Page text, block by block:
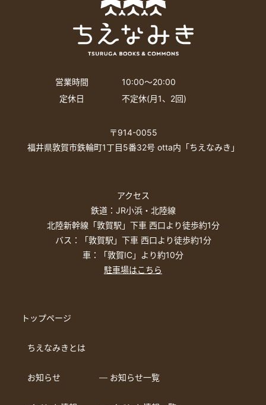
営業時間
10:00〜20:00
定休日
不定休(月1、2回)
〒914-0055
福井県敦賀市鉄輪町1丁目5番32号 otta内「ちえなみき」
アクセス
鉄道：JR小浜・北陸線
北陸新幹線「敦賀駅」下車 西口より徒歩約1分
バス：「敦賀駅」下車 西口より徒歩約1分
車：「敦賀IC」より約10分
駐車場はこちら
トップページ
ちえなみきとは
お知らせ ― お知らせ一覧